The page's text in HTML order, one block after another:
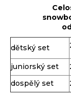
Cyklistika
Lyžování
Oblečení
dětský set
juniorský set
dospělý set
t
ř
e
b
u